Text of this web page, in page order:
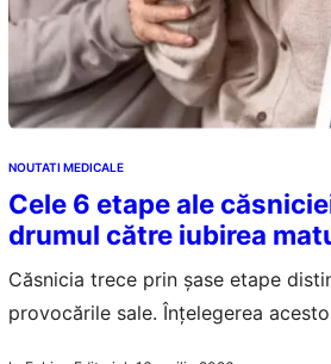
NOUTATI MEDICALE
Cele 6 etape ale
drumul către iubirea
Căsnicia trece prin șase etape
provocările sale. Înțelegerea